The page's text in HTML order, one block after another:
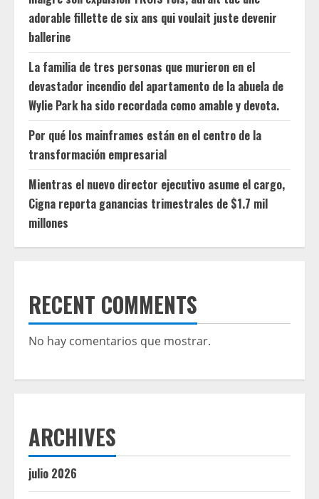
adorable fillette de six ans qui voulait juste devenir
ballerine
La familia de tres personas que murieron en el
devastador incendio del apartamento de la abuela de
Wylie Park ha sido recordada como amable y devota.
Por qué los mainframes están en el centro de la
transformación empresarial
Mientras el nuevo director ejecutivo asume el cargo,
Cigna reporta ganancias trimestrales de $1.7 mil
millones
RECENT COMMENTS
No hay comentarios que mostrar.
ARCHIVES
julio 2026